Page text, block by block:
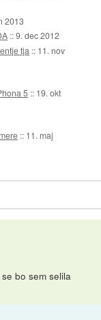
2013
::9. dec 2012
tja :: 11. nov
5 :: 19. okt
:: 11. maj
bo sem selila